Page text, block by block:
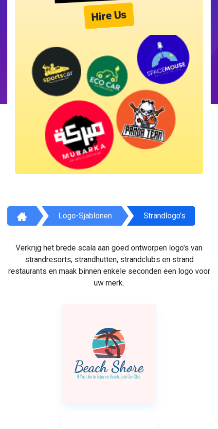
Hire Us
Logo-Sjablonen Strandlogo's
Verkrijg het brede scala aan goed ontworpen logo's van
strandresorts, strandhutten, strandclubs en strand
restaurants en maak binnen enkele seconden een logo voor
uw merk.